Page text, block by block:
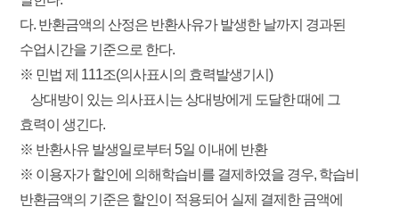
다. 반환금액의 산정은 반환사유가 발생한 날까지 경과된
수업시간을 기준으로 한다.
※ 민법 제 111조(의사표시의 효력발생기시)
상대방이 있는 의사표시는 상대방에게 도달한 때에 그
효력이 생긴다.
※ 반환사유 발생일로부터 5일 이내에 반환
※ 이용자가 할인에 의해학습비를 결제하였을 경우, 학습비
반환금액의 기준은 할인이 적용되어 실제 결제한 금액에